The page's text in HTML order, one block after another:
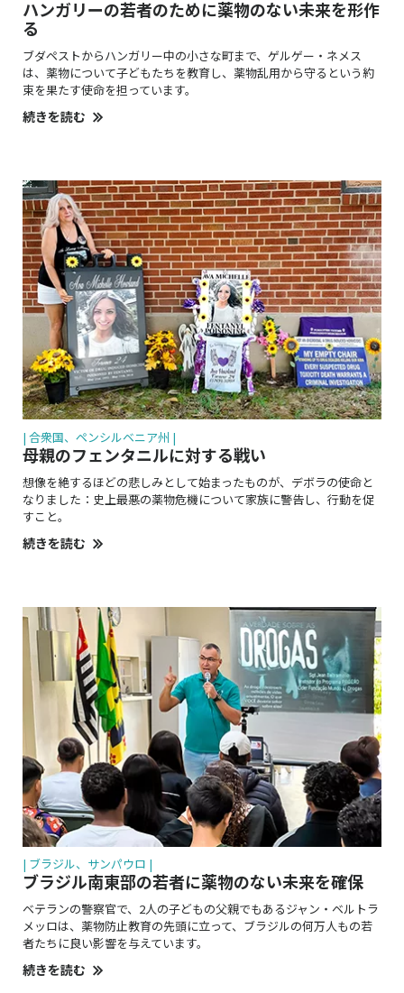
ハンガリーの若者のために薬物のない未来を形作
る
ブダペストからハンガリー中の小さな町まで、ゲルゲー・ネメス
は、薬物について子どもたちを教育し、薬物乱用から守るという約
束を果たす使命を担っています。
続きを読む
| 合衆国、ペンシルベニア州 |
母親のフェンタニルに対する戦い
想像を絶するほどの悲しみとして始まったものが、デボラの使命と
なりました：史上最悪の薬物危機について家族に警告し、行動を促
すこと。
続きを読む
| ブラジル、サンパウロ |
ブラジル南東部の若者に薬物のない未来を確保
ベテランの警察官で、2人の子どもの父親でもあるジャン・ベルトラ
メッロは、薬物防止教育の先頭に立って、ブラジルの何万人もの若
者たちに良い影響を与えています。
続きを読む